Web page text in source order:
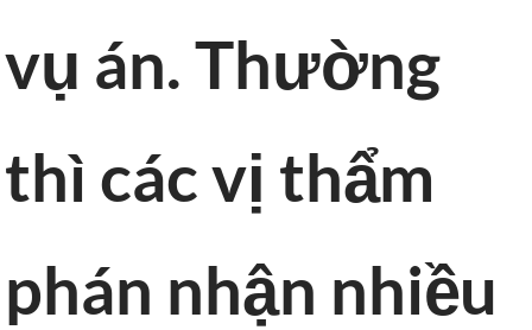
vụ án. Thường
thì các vị thẩm
phán nhận nhiều